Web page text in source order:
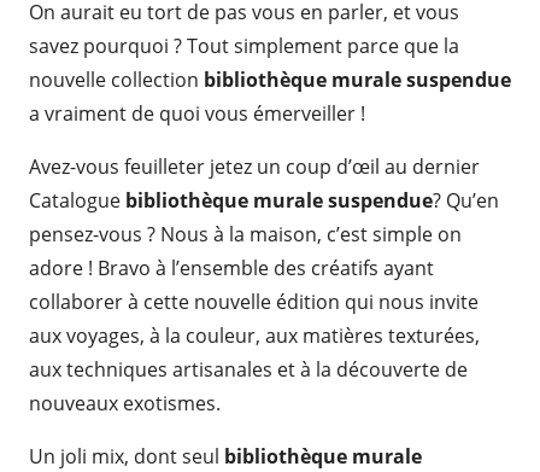
On aurait eu tort de pas vous en parler, et vous
savez pourquoi ? Tout simplement parce que la
nouvelle collection bibliothèque murale suspendue
a vraiment de quoi vous émerveiller !
Avez-vous feuilleter jetez un coup d’œil au dernier
Catalogue bibliothèque murale suspendue? Qu’en
pensez-vous ? Nous à la maison, c’est simple on
adore ! Bravo à l’ensemble des créatifs ayant
collaborer à cette nouvelle édition qui nous invite
aux voyages, à la couleur, aux matières texturées,
aux techniques artisanales et à la découverte de
nouveaux exotismes.
Un joli mix, dont seul bibliothèque murale